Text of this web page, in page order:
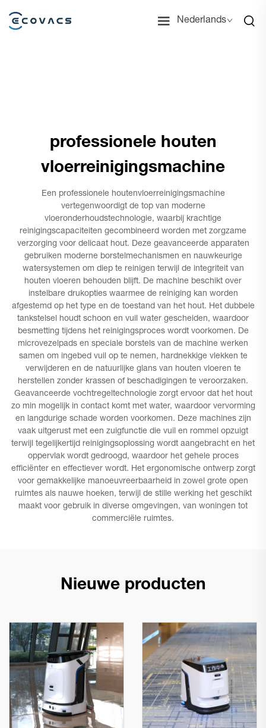
Nederlands
professionele houten
vloerreinigingsmachine
Een professionele houtenvloerreinigingsmachine
vertegenwoordigt de top van moderne
vloeronderhoudstechnologie, waarbij krachtige
reinigingscapaciteiten gecombineerd worden met zorgzame
verzorging voor delicaat hout. Deze geavanceerde apparaten
gebruiken moderne borstelmechanismen en nauwkeurige
watersystemen om diep te reinigen terwijl de integriteit van
houten vloeren behouden blijft. De machine beschikt over
instelbare drukopties waarmee de reiniging kan worden
afgestemd op het type en de toestand van het hout. Het dubbele
tankstelsel houdt schoon en vuil water gescheiden, waardoor
besmetting tijdens het reinigingsproces wordt voorkomen. De
microvezelpads en speciale borstels van de machine werken
samen om ingebed vuil op te nemen, hardnekkige vlekken te
verwijderen en de natuurlijke glans van houten vloeren te
herstellen zonder krassen of beschadigingen te veroorzaken.
Geavanceerde vochtregeltechnologie zorgt ervoor dat het hout
zo min mogelijk in contact komt met water, waardoor vervorming
en langdurige schade worden voorkomen. Deze machines zijn
vaak uitgerust met een zuigfunctie die vuil en rommel opzuigt
terwijl tegelijkertijd reinigingsoplossing wordt aangebracht en het
oppervlak wordt gedroogd, waardoor het gehele proces
efficiënter en effectiever wordt. Het ergonomische ontwerp zorgt
voor gemakkelijke manoeuvreerbaarheid in zowel grote open
ruimtes als nauwe hoeken, terwijl de stille werking het geschikt
maakt voor gebruik in diverse omgevingen, van woningen tot
commerciële ruimtes.
Nieuwe producten